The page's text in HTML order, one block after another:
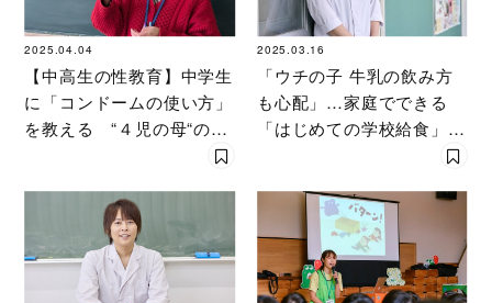
2025.04.04
【中高生の性教育】中学生
に「コンドームの使い方」
を教える “４児の母“の数
学教師が明かす「理由」と
2025.03.16
「ウチの子 牛乳の飲み方
も心配」…家庭でできる
「はじめての学校給食」対
策とは？ 人気管理栄養士